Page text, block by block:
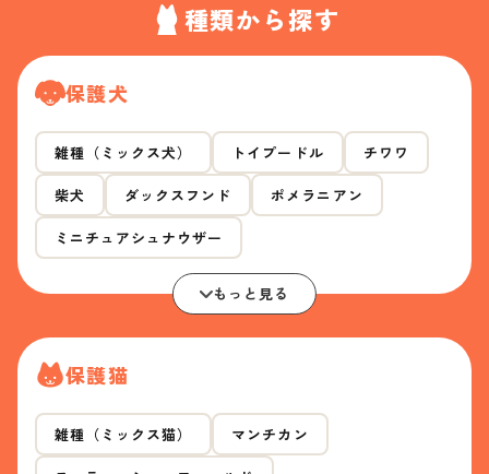
種類から探す
保護犬
雑種（ミックス犬） トイプードル チワワ
柴犬 ダックスフンド ポメラニアン
ミニチュアシュナウザー
もっと見る
保護猫
雑種（ミックス猫） マンチカン